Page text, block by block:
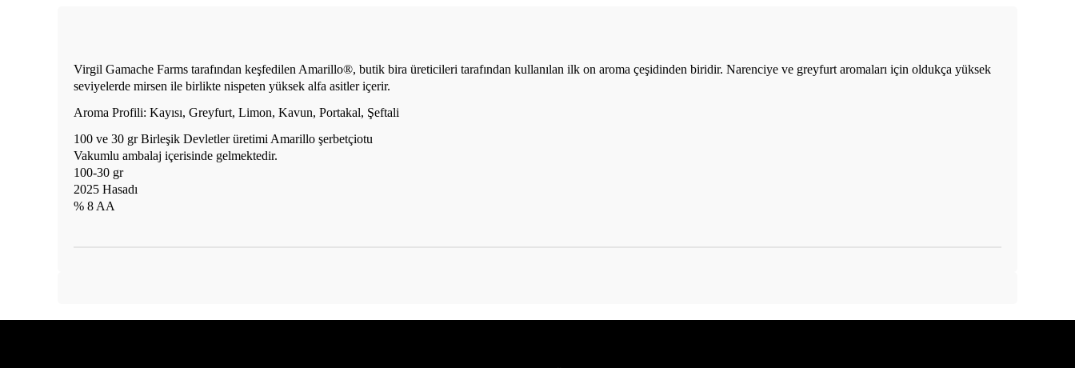
Virgil Gamache Farms tarafından keşfedilen Amarillo®, butik bira üreticileri tarafından kullanılan ilk on aroma çeşidinden biridir. Narenciye ve greyfurt aromaları için oldukça yüksek
seviyelerde mirsen ile birlikte nispeten yüksek alfa asitler içerir.
Aroma Profili: Kayısı, Greyfurt, Limon, Kavun, Portakal, Şeftali
100 ve 30 gr Birleşik Devletler üretimi Amarillo şerbetçiotu
Vakumlu ambalaj içerisinde gelmektedir.
100-30 gr
2025 Hasadı
% 8 AA